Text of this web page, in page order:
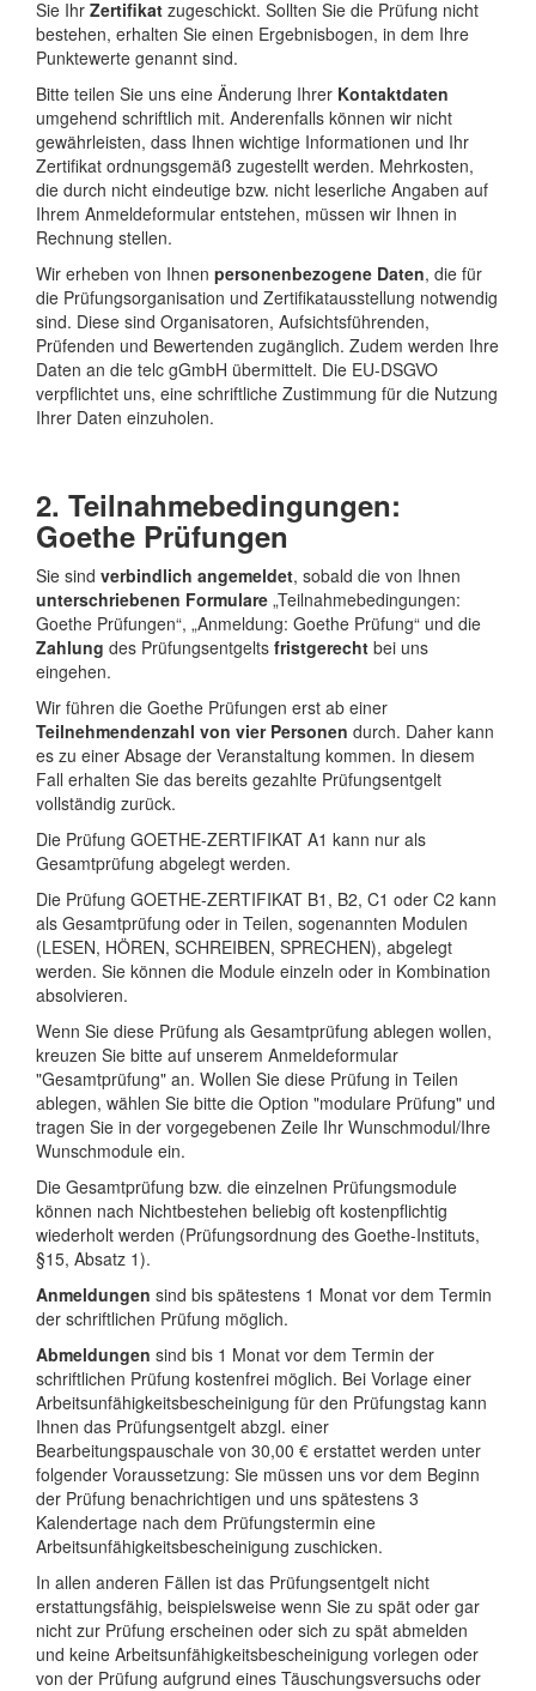
Sie Ihr Zertifikat zugeschickt. Sollten Sie die Prüfung nicht
bestehen, erhalten Sie einen Ergebnisbogen, in dem Ihre
Punktewerte genannt sind.
Bitte teilen Sie uns eine Änderung Ihrer Kontaktdaten
umgehend schriftlich mit. Anderenfalls können wir nicht
gewährleisten, dass Ihnen wichtige Informationen und Ihr
Zertifikat ordnungsgemäß zugestellt werden. Mehrkosten,
die durch nicht eindeutige bzw. nicht leserliche Angaben auf
Ihrem Anmeldeformular entstehen, müssen wir Ihnen in
Rechnung stellen.
Wir erheben von Ihnen personenbezogene Daten, die für
die Prüfungsorganisation und Zertifikatausstellung notwendig
sind. Diese sind Organisatoren, Aufsichtsführenden,
Prüfenden und Bewertenden zugänglich. Zudem werden Ihre
Daten an die telc gGmbH übermittelt. Die EU-DSGVO
verpflichtet uns, eine schriftliche Zustimmung für die Nutzung
Ihrer Daten einzuholen.
2. Teilnahmebedingungen:
Goethe Prüfungen
Sie sind verbindlich angemeldet, sobald die von Ihnen
unterschriebenen Formulare „Teilnahmebedingungen:
Goethe Prüfungen“, „Anmeldung: Goethe Prüfung“ und die
Zahlung des Prüfungsentgelts fristgerecht bei uns
eingehen.
Wir führen die Goethe Prüfungen erst ab einer
Teilnehmendenzahl von vier Personen durch. Daher kann
es zu einer Absage der Veranstaltung kommen. In diesem
Fall erhalten Sie das bereits gezahlte Prüfungsentgelt
vollständig zurück.
Die Prüfung GOETHE-ZERTIFIKAT A1 kann nur als
Gesamtprüfung abgelegt werden.
Die Prüfung GOETHE-ZERTIFIKAT B1, B2, C1 oder C2 kann
als Gesamtprüfung oder in Teilen, sogenannten Modulen
(LESEN, HÖREN, SCHREIBEN, SPRECHEN), abgelegt
werden. Sie können die Module einzeln oder in Kombination
absolvieren.
Wenn Sie diese Prüfung als Gesamtprüfung ablegen wollen,
kreuzen Sie bitte auf unserem Anmeldeformular
"Gesamtprüfung" an. Wollen Sie diese Prüfung in Teilen
ablegen, wählen Sie bitte die Option "modulare Prüfung" und
tragen Sie in der vorgegebenen Zeile Ihr Wunschmodul/Ihre
Wunschmodule ein.
Die Gesamtprüfung bzw. die einzelnen Prüfungsmodule
können nach Nichtbestehen beliebig oft kostenpflichtig
wiederholt werden (Prüfungsordnung des Goethe-Instituts,
§15, Absatz 1).
Anmeldungen sind bis spätestens 1 Monat vor dem Termin
der schriftlichen Prüfung möglich.
Abmeldungen sind bis 1 Monat vor dem Termin der
schriftlichen Prüfung kostenfrei möglich. Bei Vorlage einer
Arbeitsunfähigkeitsbescheinigung für den Prüfungstag kann
Ihnen das Prüfungsentgelt abzgl. einer
Bearbeitungspauschale von 30,00 € erstattet werden unter
folgender Voraussetzung: Sie müssen uns vor dem Beginn
der Prüfung benachrichtigen und uns spätestens 3
Kalendertage nach dem Prüfungstermin eine
Arbeitsunfähigkeitsbescheinigung zuschicken.
In allen anderen Fällen ist das Prüfungsentgelt nicht
erstattungsfähig, beispielsweise wenn Sie zu spät oder gar
nicht zur Prüfung erscheinen oder sich zu spät abmelden
und keine Arbeitsunfähigkeitsbescheinigung vorlegen oder
von der Prüfung aufgrund eines Täuschungsversuchs oder